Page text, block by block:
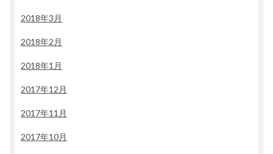
2018年3月
2018年2月
2018年1月
2017年12月
2017年11月
2017年10月